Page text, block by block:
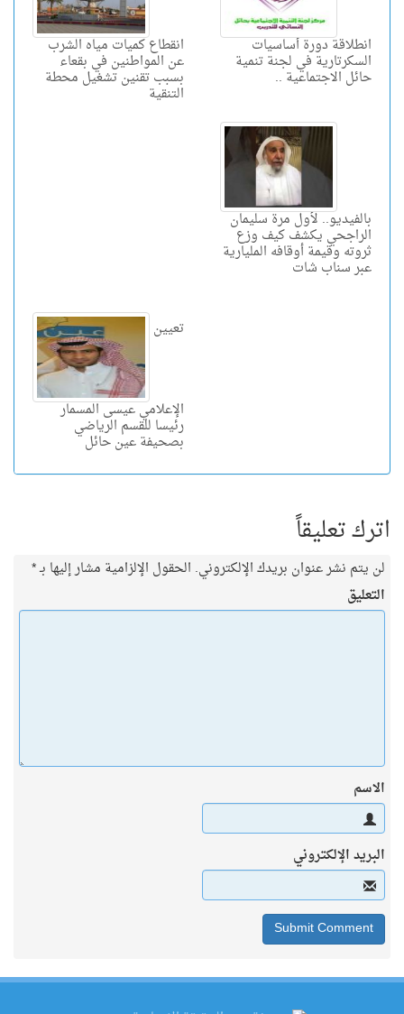
انقطاع كميات مياه الشرب
عن المواطنين في بقعاء
بسبب تقنين تشغيل محطة
التنقية
انطلاقة دورة أساسيات
السكرتارية في لجنة تنمية
حائل الاجتماعية ..
بالفيديو.. لأول مرة سليمان
الراجحي يكشف كيف وزع
ثروته وقيمة أوقافه المليارية
عبر سناب شات
تعيين
الإعلامي عيسى المسمار
رئيسا للقسم الرياضي
بصحيفة عين حائل
اترك تعليقاً
لن يتم نشر عنوان بريدك الإلكتروني. الحقول الإلزامية مشار إليها بـ*
التعليق
الاسم
البريد الإلكتروني